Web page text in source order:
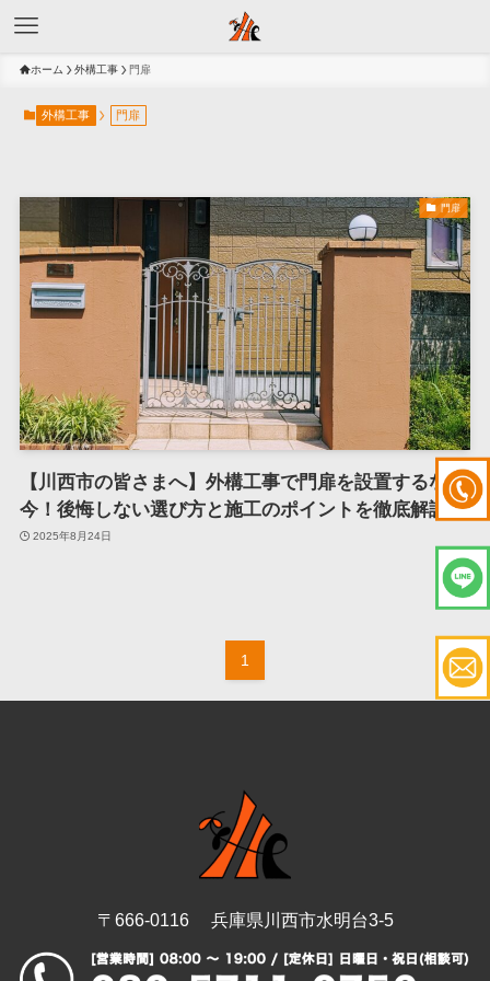
ホーム 外構工事 門扉
外構工事 門扉
門扉
【川西市の皆さまへ】外構工事で門扉を設置するなら
今！後悔しない選び方と施工のポイントを徹底解説！
2025年8月24日
1
〒666-0116 兵庫県川西市水明台3-5